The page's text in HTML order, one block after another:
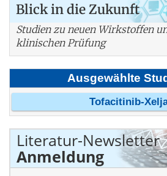
Blick in die Zukunft
Studien zu neuen Wirkstoffen
klinischen Prüfung
Ausgewählte
Tofacitinib-
Literatur-Newsletter
Anmeldung